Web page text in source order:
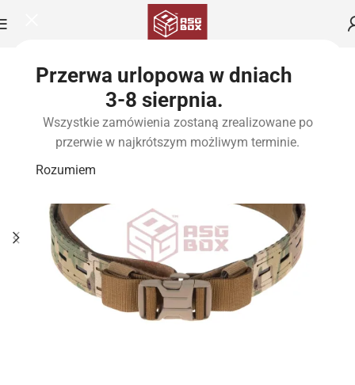
Przerwa urlopowa w dniach
3-8 sierpnia.
Wszystkie zamówienia zostaną zrealizowane po
przerwie w najkrótszym możliwym terminie.
Rozumiem